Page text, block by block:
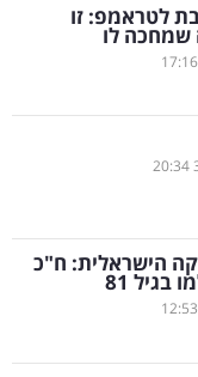
לטראמפ: זו
שמחכה לו
17:16
20:34
הישראלית: ח"כ
81
12:53